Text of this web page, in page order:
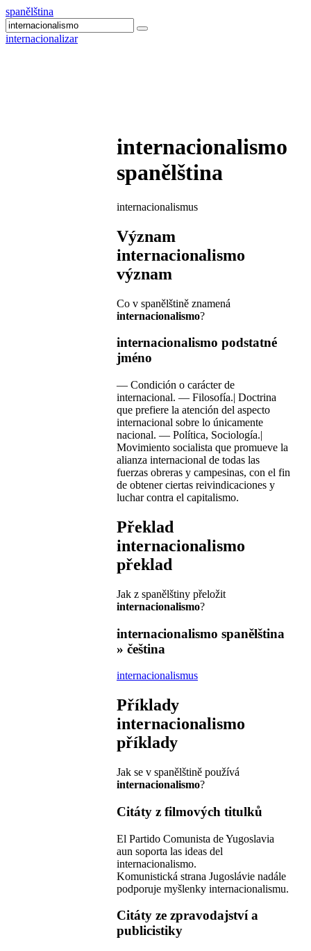
spanělština
internacionalizar
internacionalismo
spanělština
internacionalismus
Význam
internacionalismo
význam
Co v spanělštině znamená
internacionalismo?
internacionalismo podstatné
jméno
— Condición o carácter de
internacional. — Filosofía.| Doctrina
que prefiere la atención del aspecto
internacional sobre lo únicamente
nacional. — Política, Sociología.|
Movimiento socialista que promueve la
alianza internacional de todas las
fuerzas obreras y campesinas, con el fin
de obtener ciertas reivindicaciones y
luchar contra el capitalismo.
Překlad
internacionalismo
překlad
Jak z spanělštiny přeložit
internacionalismo?
internacionalismo spanělština
» čeština
internacionalismus
Příklady
internacionalismo
příklady
Jak se v spanělštině používá
internacionalismo?
Citáty z filmových titulků
El Partido Comunista de Yugoslavia
aun soporta las ideas del
internacionalismo.
Komunistická strana Jugoslávie nadále
podporuje myšlenky internacionalismu.
Citáty ze zpravodajství a
publicistiky